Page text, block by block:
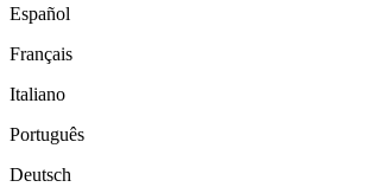
Español
Français
Italiano
Português
Deutsch